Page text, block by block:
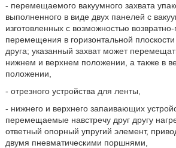
- перемещаемого вакуумного захвата
выполненного в виде двух панелей с
изготовленных с возможностью возвратно-
перемещения в горизонтальной
друга; указанный захват может
нижнем и верхнем положении, а также в
положении,
- отрезного устройства для ленты,
- нижнего и верхнего запаивающих
перемещаемые навстречу друг другу
ответный опорный упругий элемент,
двумя пневматическими поршнями,